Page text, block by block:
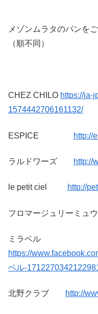
メゾンムラタのパンを
（順不同）
CHEZ CHILO https://ja-
1574442706161132/
ESPICE http://
ラルドワーズ http://
le petit ciel http://
フロマージュリーミ
ミラベル
https://
ベル-
北野クラブ http://